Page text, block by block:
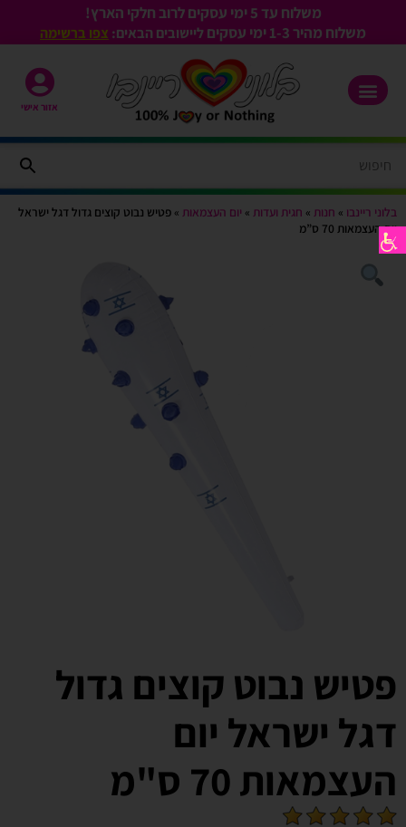
משלוח עד 5 ימי עסקים לרוב חלקי הארץ!
משלוח מהיר 1-3
ימי עסקים ליישובים הבאים: צפו ברשימה
אזור אישי
בלוני ריינבו » חנות » חגית ועדות » יום העצמאות » פטיש נבוט קוצים גדול דגל ישראל
יום העצמאות 70 ס”מ
פטיש נבוט קוצים גדול
דגל ישראל יום
העצמאות 70 ס"מ